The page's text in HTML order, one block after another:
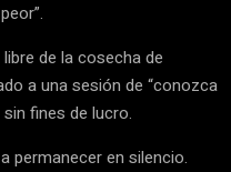
de la cosecha de
a una sesión de “conozca
fines de lucro.
permanecer en silencio.